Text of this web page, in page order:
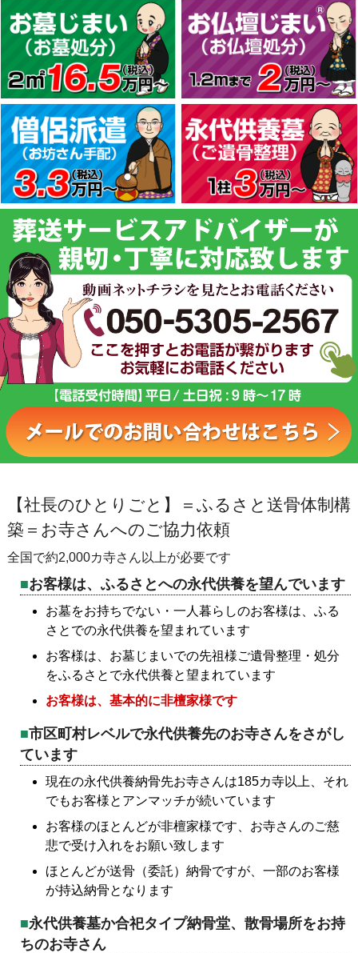
【社長のひとりごと】＝ふるさと送骨体制構
築＝お寺さんへのご協力依頼
全国で約2,000カ寺さん以上が必要です
お客様は、ふるさとへの永代供養を望んでいます
お墓をお持ちでない・一人暮らしのお客様は、ふる
さとでの永代供養を望まれています
お客様は、お墓じまいでの先祖様ご遺骨整理・処分
をふるさとで永代供養と望まれています
お客様は、基本的に非檀家様です
市区町村レベルで永代供養先のお寺さんをさがし
ています
現在の永代供養納骨先お寺さんは185カ寺以上、それ
でもお客様とアンマッチが続いています
お客様のほとんどが非檀家様です、お寺さんのご慈
悲で受け入れをお願い致します
ほとんどが送骨（委託）納骨ですが、一部のお客様
が持込納骨となります
永代供養墓か合祀タイプ納骨堂、散骨場所をお持
ちのお寺さん